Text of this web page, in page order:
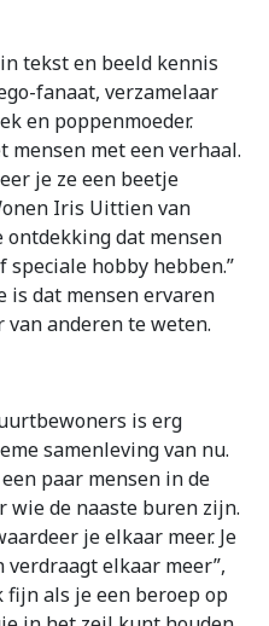
tekst en beeld kennis
fanaat, verzamelaar
en poppenmoeder.
met een verhaal.
je ze een beetje
Iris Uittien van
ontdekking dat mensen
hobby hebben.”
is dat mensen ervaren
anderen te weten.
is erg
samenleving van nu.
paar mensen in de
wie de naaste buren zijn.
je elkaar meer. Je
elkaar meer”,
als je een beroep op